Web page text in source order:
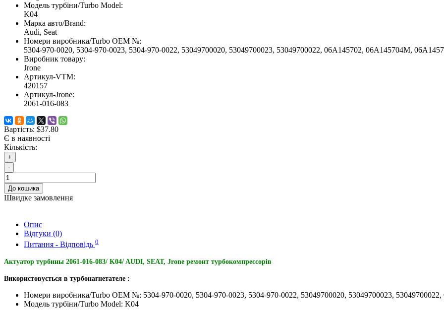
Модель турбіни/Turbo Model:
K04
Марка авто/Brand:
Audi, Seat
Номери виробника/Turbo OEM №:
5304-970-0020, 5304-970-0023, 5304-970-0022, 53049700020, 53049700023, 53049700022, 06A145702, 06A145704M,
Виробник товару:
Jrone
Артикул-VTM:
420157
Артикул-Jrone:
2061-016-083
Вартість: $37.80
Є в наявності
Кількість:
+
-
До кошика
Швидке замовлення
Опис
Відгуки (0)
Питання - Відповідь 0
Актуатор турбины 2061-016-083/ K04/ AUDI, SEAT, Jrone ремонт турбокомпрессорів
Використовується в турбонагнетателе :
Номери виробника/Turbo OEM №: 5304-970-0020, 5304-970-0023, 5304-970-0022, 53049700020, 53049700023,
Модель турбіни/Turbo Model: K04